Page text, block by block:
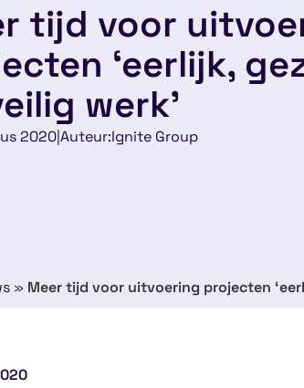
tijd voor
‘eerlijk,
werk’
2020|Auteur:Ignite Group
» Meer tijd voor uitvoering projecten